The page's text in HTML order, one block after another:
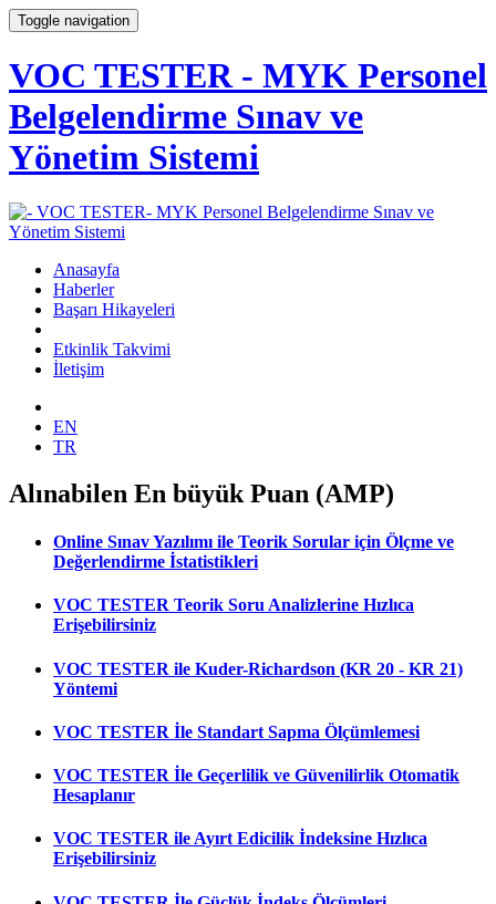
Toggle navigation
VOC TESTER - MYK Personel
Belgelendirme Sınav ve
Yönetim Sistemi
Anasayfa
Haberler
Başarı Hikayeleri
Etkinlik Takvimi
İletişim
EN
TR
Alınabilen En büyük Puan (AMP)
Online Sınav Yazılımı ile Teorik Sorular için Ölçme ve
Değerlendirme İstatistikleri
VOC TESTER Teorik Soru Analizlerine Hızlıca
Erişebilirsiniz
VOC TESTER ile Kuder-Richardson (KR 20 - KR 21)
Yöntemi
VOC TESTER İle Standart Sapma Ölçümlemesi
VOC TESTER İle Geçerlilik ve Güvenilirlik Otomatik
Hesaplanır
VOC TESTER ile Ayırt Edicilik İndeksine Hızlıca
Erişebilirsiniz